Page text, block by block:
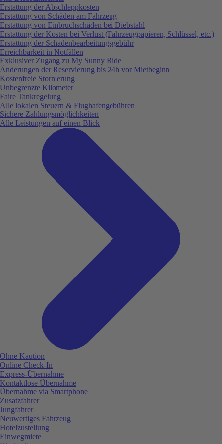
Erstattung der Abschleppkosten
Erstattung von Schäden am Fahrzeug
Erstattung von Einbruchschäden bei Diebstahl
Erstattung der Kosten bei Verlust (Fahrzeugpapieren, Schlüssel, etc.)
Erstattung der Schadenbearbeitungsgebühr
Erreichbarkeit in Notfällen
Exklusiver Zugang zu My Sunny Ride
Änderungen der Reservierung bis 24h vor Mietbeginn
Kostenfreie Stornierung
Unbegrenzte Kilometer
Faire Tankregelung
Alle lokalen Steuern & Flughafengebühren
Sichere Zahlungsmöglichkeiten
Alle Leistungen auf einen Blick
Ohne Kaution
Online Check-In
Express-Übernahme
Kontaktlose Übernahme
Übernahme via Smartphone
Zusatzfahrer
Jungfahrer
Neuwertiges Fahrzeug
Hotelzustellung
Einwegmiete